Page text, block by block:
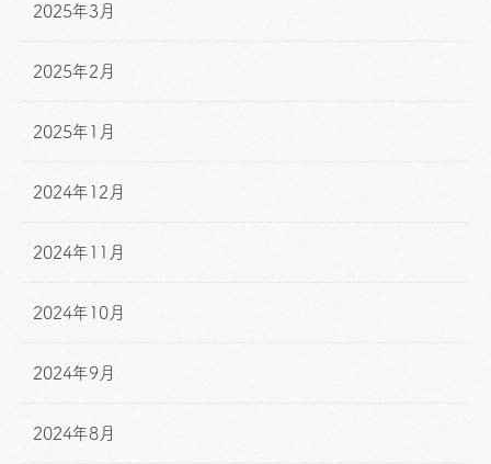
2025年3月
2025年2月
2025年1月
2024年12月
2024年11月
2024年10月
2024年9月
2024年8月